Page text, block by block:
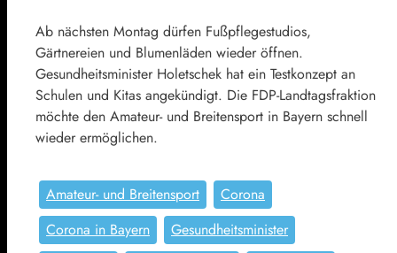
Ab nächsten Montag dürfen Fußpflegestudios,
Gärtnereien und Blumenläden wieder öffnen.
Gesundheitsminister Holetschek hat ein Testkonzept an
Schulen und Kitas angekündigt. Die FDP-Landtagsfraktion
möchte den Amateur- und Breitensport in Bayern schnell
wieder ermöglichen.
Amateur- und Breitensport
Corona
Corona in Bayern
Gesundheitsminister